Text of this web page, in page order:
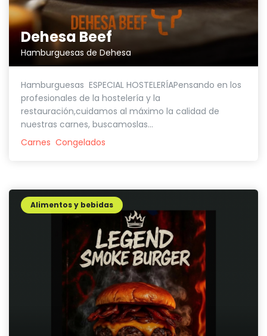
Dehesa Beef
Hamburguesas de Dehesa
Hamburguesas ESPECIAL HOSTELERÍAPensando en los
profesionales de la hostelería y la
restauración,cuidamos al máximo la calidad de
nuestras carnes, buscamoslas...
Carnes Congelados
Alimentos y bebidas